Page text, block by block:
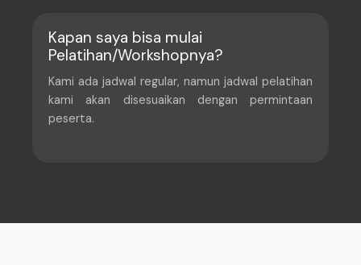
Kapan saya bisa mulai
Pelatihan/Workshopnya?
Kami ada jadwal regular, namun jadwal pelatihan
kami akan disesuaikan dengan permintaan
peserta.